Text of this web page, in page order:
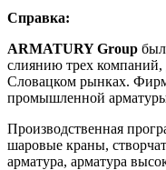
Справка:
ARMATURY Group
слиянию трех
Словацком рынках.
промышленной
Производственная
шаровые краны,
арматура, арматура